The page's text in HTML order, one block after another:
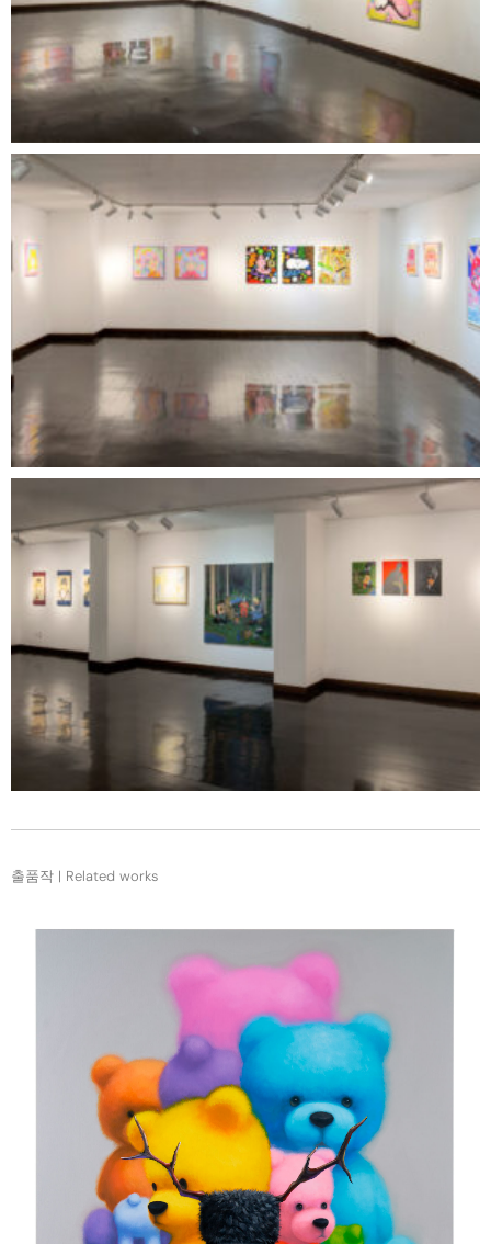
출품작 | Related works